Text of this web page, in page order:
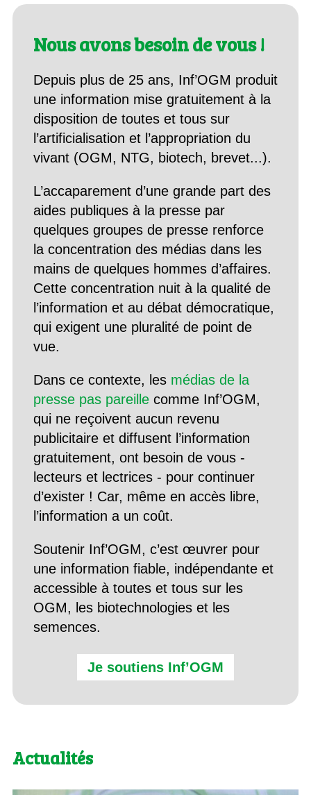
Nous avons besoin de vous !
Depuis plus de 25 ans, Inf’OGM produit
une information mise gratuitement à la
disposition de toutes et tous sur
l’artificialisation et l’appropriation du
vivant (OGM, NTG, biotech, brevet...).
L’accaparement d’une grande part des
aides publiques à la presse par
quelques groupes de presse renforce
la concentration des médias dans les
mains de quelques hommes d’affaires.
Cette concentration nuit à la qualité de
l’information et au débat démocratique,
qui exigent une pluralité de point de
vue.
Dans ce contexte, les médias de la
presse pas pareillecomme Inf’OGM,
qui ne reçoivent aucun revenu
publicitaire et diffusent l’information
gratuitement, ont besoin de vous -
lecteurs et lectrices - pour continuer
d’exister ! Car, même en accès libre,
l’information a un coût.
Soutenir Inf’OGM, c’est œuvrer pour
une information fiable, indépendante et
accessible à toutes et tous sur les
OGM, les biotechnologies et les
semences.
Je soutiens Inf’OGM
Actualités